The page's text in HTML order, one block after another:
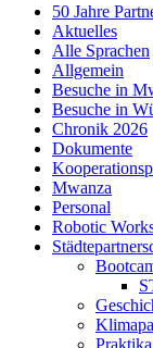
50 Jahre
Aktuelles
Alle Sprachen
Allgemein
Besuche in
Besuche in
Chronik 2026
Dokumente
Mwanza
Personal
Robotic